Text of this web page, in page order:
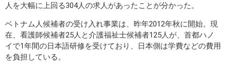
人を大幅に上回る304人の求人があったことが分かった。
ベトナム人候補者の受け入れ事業は、昨年2012年秋に開始。現
在、看護師候補者25人と介護福祉士候補者125人が、首都ハノ
イで1年間の日本語研修を受けており、日本側は学費などの費用
を負担している。